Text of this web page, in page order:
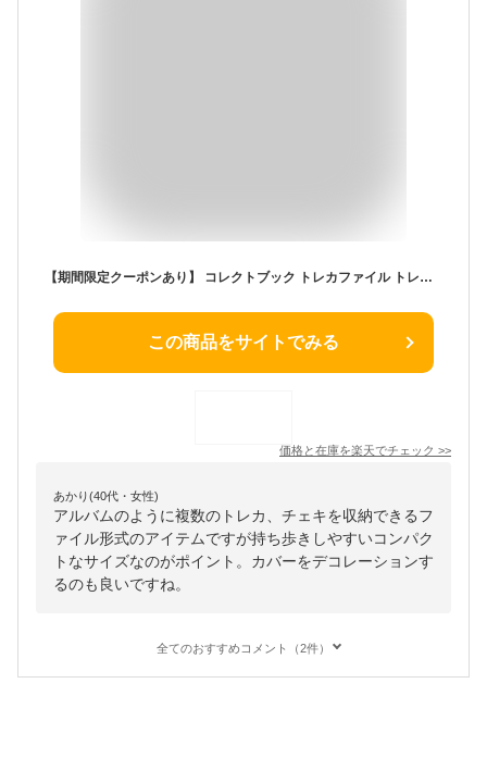
【期間限定クーポンあり】 コレクトブック トレカファイル トレカケース チェキケース フォトブック クリアホルダー トレカホルダー フォト チェキ アルバム 写真 トレカ 仕切り ファイル 持ち運び 推し活グッズ 収納 便利 推し活 グッズ 収納 エタモ
この商品をサイトでみる
価格と在庫を楽天でチェック >>
あかり(40代・女性)
アルバムのように複数のトレカ、チェキを収納できるフ
ァイル形式のアイテムですが持ち歩きしやすいコンパク
トなサイズなのがポイント。カバーをデコレーションす
るのも良いですね。
全てのおすすめコメント（2件）